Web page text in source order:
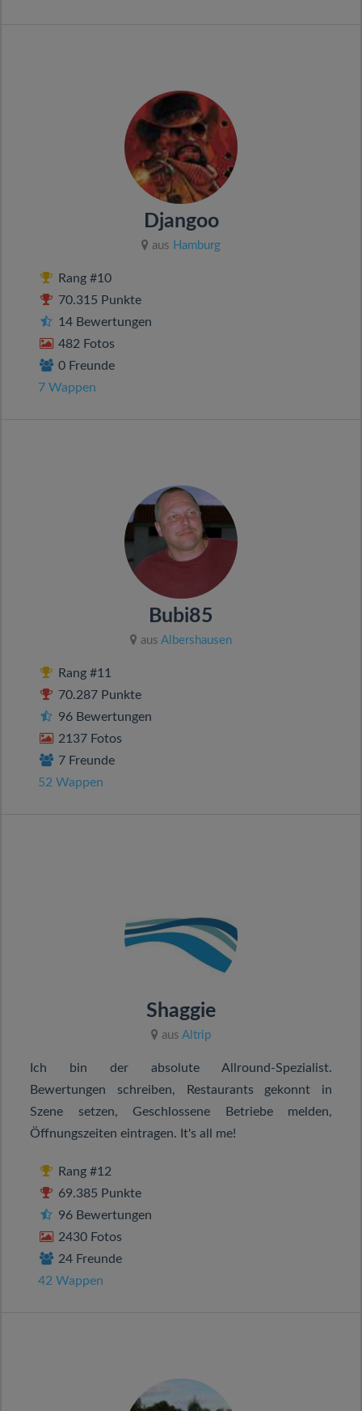
Djangoo
aus Hamburg
Rang #10
70.315 Punkte
14 Bewertungen
482 Fotos
0 Freunde
7 Wappen
Bubi85
aus Albershausen
Rang #11
70.287 Punkte
96 Bewertungen
2137 Fotos
7 Freunde
52 Wappen
Shaggie
aus Altrip
Ich bin der absolute Allround-Spezialist.
Bewertungen schreiben, Restaurants gekonnt in
Szene setzen, Geschlossene Betriebe melden,
Öffnungszeiten eintragen. It's all me!
Rang #12
69.385 Punkte
96 Bewertungen
2430 Fotos
24 Freunde
42 Wappen